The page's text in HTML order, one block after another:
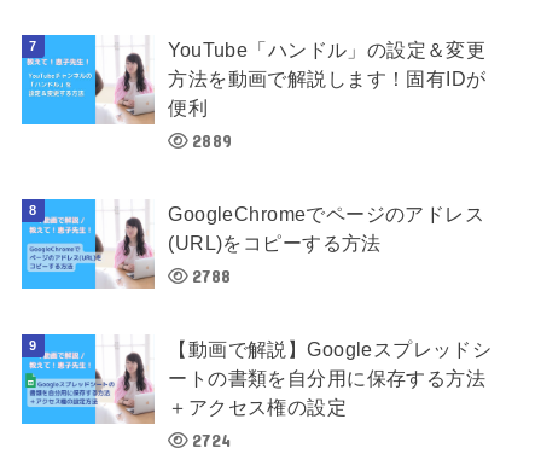
YouTube「ハンドル」の設定＆変更
方法を動画で解説します！固有IDが
便利
2889
GoogleChromeでページのアドレス
(URL)をコピーする方法
2788
【動画で解説】Googleスプレッドシ
ートの書類を自分用に保存する方法
＋アクセス権の設定
2724